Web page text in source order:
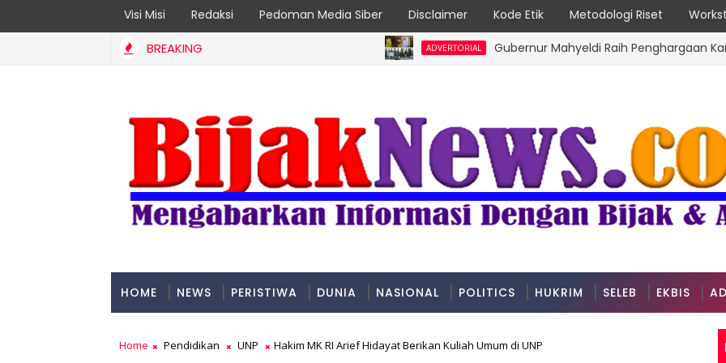
Visi Misi Redaksi Pedoman Media Siber Disclaimer Kode Etik Metodologi Riset
BREAKING ADVERTORIAL Gubernur Mahyeldi Raih Penghargaan Kartika
HOME NEWS PERISTIWA DUNIA NASIONAL POLITICS HUKRIM SELEB EKBIS
Home Pendidikan UNP Hakim MK RI Arief Hidayat Berikan Kuliah Umum di UNP